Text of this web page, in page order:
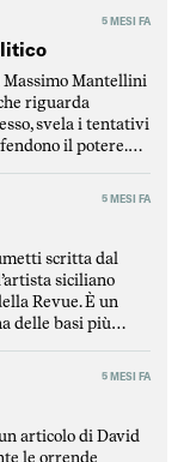
5 MESI FA
Massimo Mantellini
riguarda
svela i tentativi
il potere.
5 MESI FA
scritta dal
siciliano
Revue. È un
delle basi più
5 MESI FA
articolo di David
le orrende